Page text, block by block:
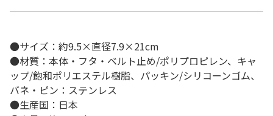
●サイズ：約9.5×直径7.9×21cm
●材質：本体・フタ・ベルト止め/ポリプロピレン、キャ
ップ/飽和ポリエステル樹脂、パッキン/シリコーンゴム、
バネ・ピン：ステンレス
●生産国：日本